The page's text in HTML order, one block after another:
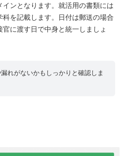
ンとなります。就活用の書類には
を記載します。日付は郵送の場合
に渡す日で中身と統一しましょ
れがないかもしっかりと確認しま